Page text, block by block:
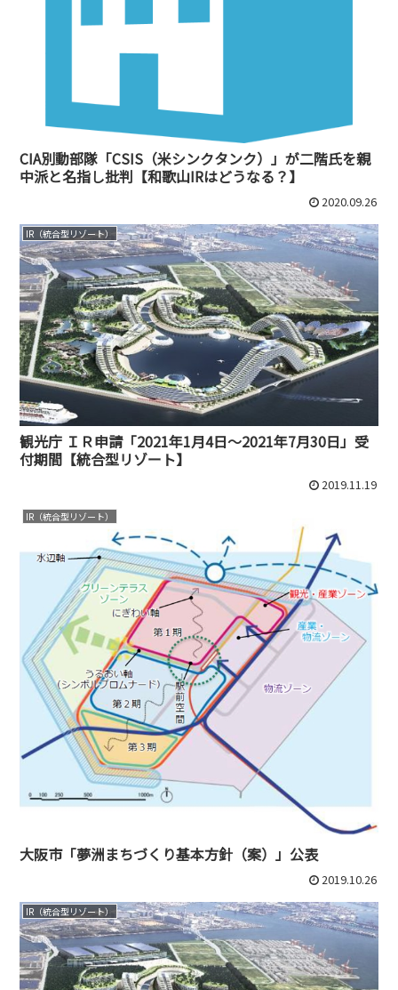
CIA別動部隊「CSIS（米シンクタンク）」が二階氏を親
中派と名指し批判【和歌山IRはどうなる？】
2020.09.26
IR（統合型リゾート）
観光庁 ＩＲ申請「2021年1月4日～2021年7月30日」受
付期間【統合型リゾート】
2019.11.19
IR（統合型リゾート）
大阪市「夢洲まちづくり基本方針（案）」公表
2019.10.26
IR（統合型リゾート）